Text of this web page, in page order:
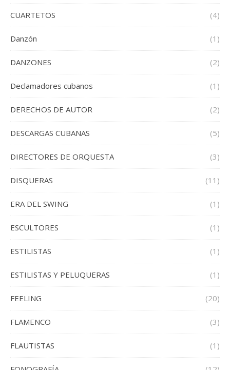
CUARTETOS (4)
Danzón (1)
DANZONES (2)
Declamadores cubanos (1)
DERECHOS DE AUTOR (2)
DESCARGAS CUBANAS (5)
DIRECTORES DE ORQUESTA (3)
DISQUERAS (11)
ERA DEL SWING (1)
ESCULTORES (1)
ESTILISTAS (1)
ESTILISTAS Y PELUQUERAS (1)
FEELING (20)
FLAMENCO (3)
FLAUTISTAS (1)